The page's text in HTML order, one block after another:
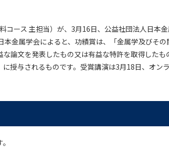
コース 主担当）が、3月16日、公益社団法人日本
金属学会によると、功績賞は、「金属学及びその
論文を発表したもの又は有益な特許を取得したも
授与されるものです。受賞講演は3月18日、オン